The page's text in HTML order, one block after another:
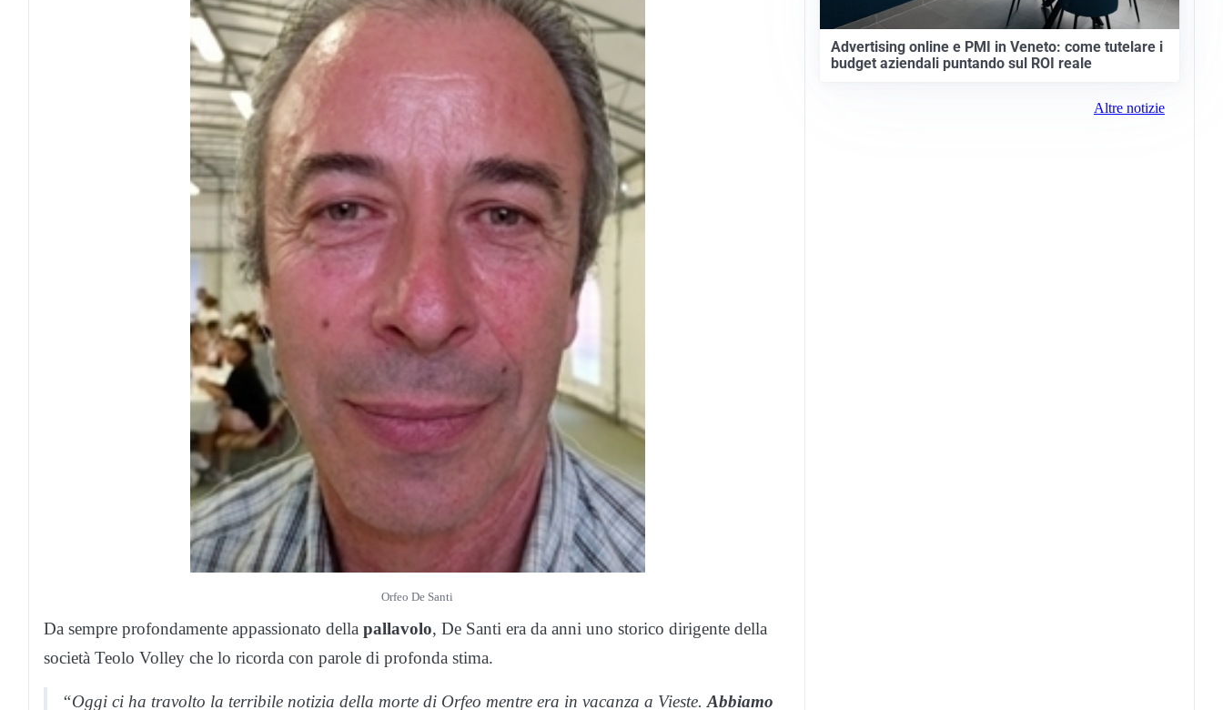
Orfeo De Santi
Da sempre profondamente appassionato della pallavolo, De Santi era da anni uno storico dirigente della
società Teolo Volley che lo ricorda con parole di profonda stima.
“Oggi ci ha travolto la terribile notizia della morte di Orfeo mentre era in vacanza a Vieste. Abbiamo
Advertising online e PMI in Veneto: come tutelare i
budget aziendali puntando sul ROI reale
Altre notizie